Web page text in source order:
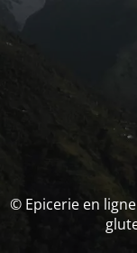
© Epicerie en